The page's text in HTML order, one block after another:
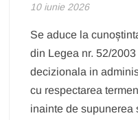
10 iunie 2026
Se aduce la
din Legea nr. 52/
decizionala in
cu respectarea
inainte de supunerea